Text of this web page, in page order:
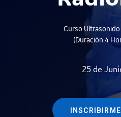
Curso
(duración 4
25 de